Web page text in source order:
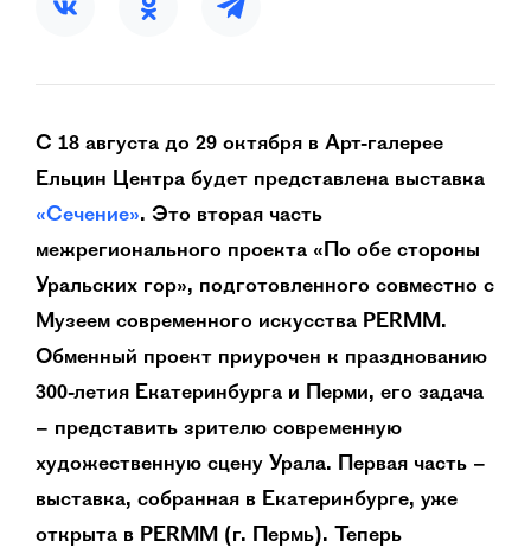
С 18 августа до 29 октября в Арт-галерее
Ельцин Центра будет представлена выставка
«Сечение». Это вторая часть
межрегионального проекта «По обе стороны
Уральских гор», подготовленного совместно с
Музеем современного искусства PERMM.
Обменный проект приурочен к празднованию
300-летия Екатеринбурга и Перми, его задача
– представить зрителю современную
художественную сцену Урала. Первая часть –
выставка, собранная в Екатеринбурге, уже
открыта в PERMM (г. Пермь). Теперь